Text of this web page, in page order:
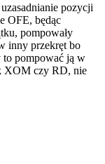
pozycji
OFE, będąc
pompowały
inny przekręt bo
to pompować ją w
XOM czy RD, nie